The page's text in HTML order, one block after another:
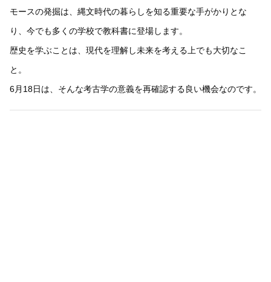
モースの発掘は、縄文時代の暮らしを知る重要な手がかりとな
り、今でも多くの学校で教科書に登場します。
歴史を学ぶことは、現代を理解し未来を考える上でも大切なこ
と。
6月18日は、そんな考古学の意義を再確認する良い機会なのです。